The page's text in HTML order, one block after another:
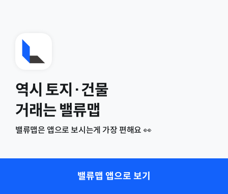
역시 토지·건물
거래는 밸류맵
밸류맵은 앱으로 보시는게 가장 편해요 👀
밸류맵 앱으로 보기